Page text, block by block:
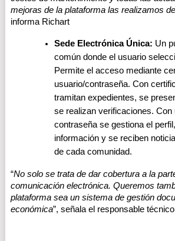
mejoras de la plataforma las realizamos
informa Richart
Sede Electrónica Única: Un
común donde el usuario
Permite el acceso mediante
usuario/contraseña. Con
tramitan expedientes, se
se realizan verificaciones. Con
contraseña se gestiona el
información y se reciben
de cada comunidad.
“No solo se trata de dar cobertura a la
comunicación electrónica. Queremos
plataforma sea un sistema de gestión
económica”, señala el responsable